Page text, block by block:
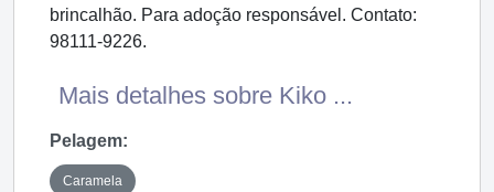
brincalhão. Para adoção responsável. Contato:
98111-9226.
Mais detalhes sobre Kiko ...
Pelagem:
Caramela